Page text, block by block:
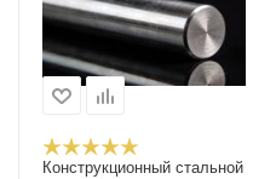
Конструкционный стальной